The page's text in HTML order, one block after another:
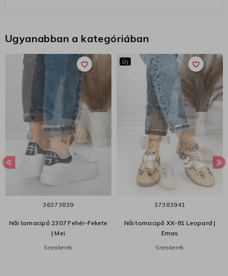
Ugyanabban a kategóriában
favorite_border
36373839
Női tornacipő 2307 Fehér-Fekete
| Mei
Sneakerek
favorite_border
Új
37383941
Női tornacipő XX-81 Leopard |
Emas
Sneakerek